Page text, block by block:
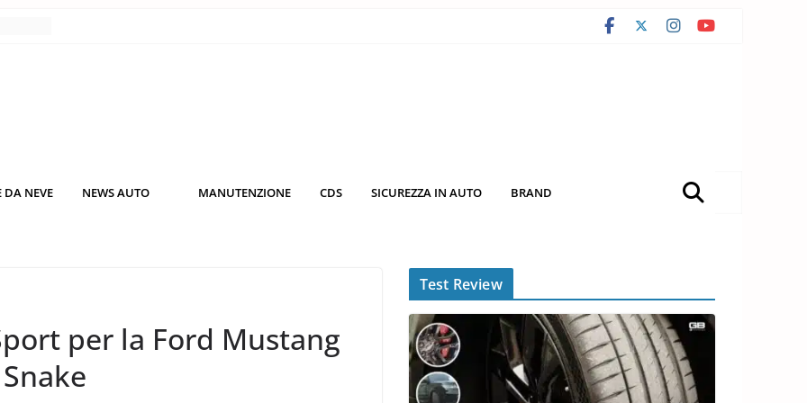
DA NEVE NEWS AUTO MANUTENZIONE CDS SICUREZZA IN AUTO BRAND
per la Ford Mustang
Test Review